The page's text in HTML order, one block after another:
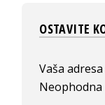
OSTAVITE
Vaša